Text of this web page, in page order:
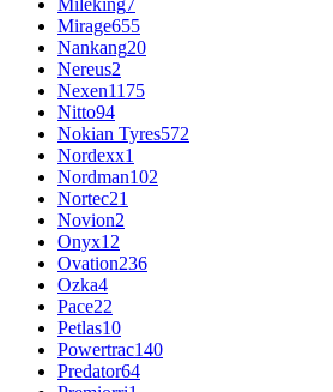
Mileking7
Mirage655
Nankang20
Nereus2
Nexen1175
Nitto94
Nokian Tyres572
Nordexx1
Nordman102
Nortec21
Novion2
Onyx12
Ovation236
Ozka4
Pace22
Petlas10
Powertrac140
Predator64